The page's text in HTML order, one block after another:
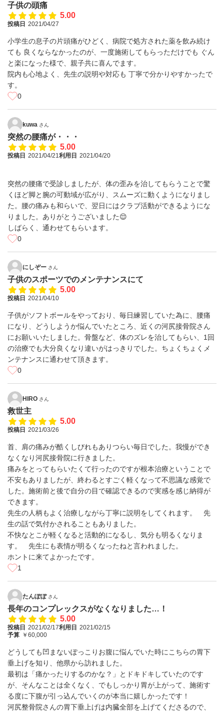
子供の頭痛
5.00
投稿日 2021/04/27
小学生の息子の片頭痛がひどく、病院で処方された薬を飲み続け
ても 良くならなかったのが、一度施術してもらっただけでも ぐん
と楽になった様で、親子共に喜んでます。
院内も心地よく、先生の説明や対応も 丁寧で分かりやすかったで
す。
0
kuwa さん
突然の腰痛が・・・
5.00
投稿日 2021/04/21利用日 2021/04/20
突然の腰痛で受診しましたが、体の歪みを治してもらうことで驚
くほど脚と腕の可動域が広がり、スムーズに動くようになりまし
た。腰の痛みも和らいで、翌日にはクラブ活動ができるようにな
りました。ありがとうございました😌
しばらく、通わせてもらいます。
0
にしぞー さん
子供のスポーツでのメンテナンスにて
5.00
投稿日 2021/04/10
子供がソフトボールをやっており、毎日練習していた為に、腰痛
になり、どうしようか悩んでいたところ、近くの河尻接骨院さん
にお願いいたしました。骨盤など、体のズレを治してもらい、1回
の治療でも大分良くなり違いがはっきりでした。ちょくちょくメ
ンテナンスに通わせて頂きます。
0
HIRO さん
救世主
5.00
投稿日 2021/03/26
首、肩の痛みが酷くしびれもありつらい毎日でした。我慢ができ
なくなり河尻接骨院に行きました。
痛みをとってもらいたくて行ったのですが根本治療ということで
不安もありましたが、終わるとすごく軽くなって不思議な感覚で
した。施術前と後で自分の目で確認できるので実感を感じ納得が
できます。
先生の人柄もよく治療しながら丁寧に説明をしてくれます。 先
生の話で気付かされることもありました。
不快なとこが軽くなると活動的になるし、気分も明るくなりま
す。 先生にも表情が明るくなったねと言われました。
ホントに来てよかったです。
1
たんぽぽ さん
長年のコンプレックスがなくなりました…！
5.00
投稿日 2021/02/17利用日 2021/02/15
予算 ￥60,000
どうしても凹まないぽっこりお腹に悩んでいた時にこちらの胃下
垂上げを知り、他県から訪れました。
最初は「痛かったりするのかな？」とドキドキしていたのです
が、そんなことは全くなく、でもしっかり胃が上がって、施術す
る度に下腹が引っ込んでいくのが本当に嬉しかったです！
河尻整骨院さんの胃下垂上げは内臓全部を上げてくださるので、